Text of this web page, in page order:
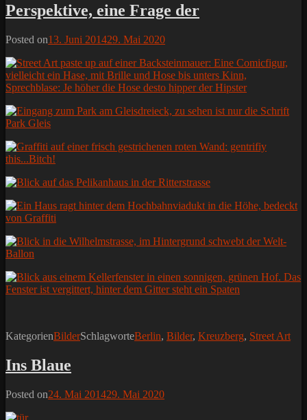
Perspektive, eine Frage der
Posted on13. Juni 201429. Mai 2020
KategorienBilderSchlagworteBerlin, Bilder, Kreuzberg, Street Art
Ins Blaue
Posted on24. Mai 201429. Mai 2020